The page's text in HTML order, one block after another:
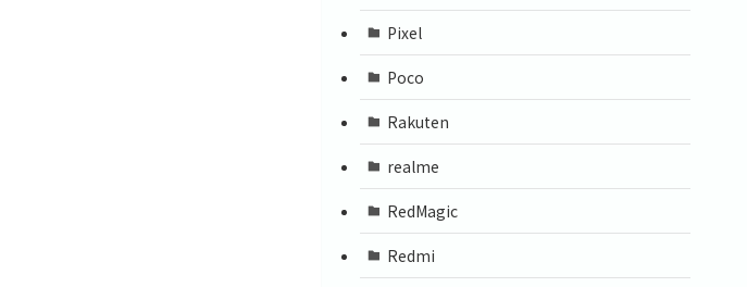
Pixel
Poco
Rakuten
realme
RedMagic
Redmi